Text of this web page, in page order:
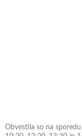
Obvestila so na